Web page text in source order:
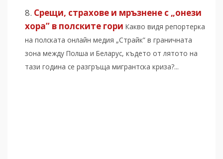
Срещи, страхове и мръзнене с „онези
хора” в полските гори Какво видя репортерка
на полската онлайн медия „Страйк” в граничната
зона между Полша и Беларус, където от лятото на
тази година се разгръща мигрантска криза?...